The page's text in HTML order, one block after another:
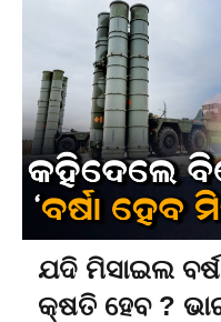
ଯଦି ମିସାଇଲ
କ୍ଷତି ହେବ ?